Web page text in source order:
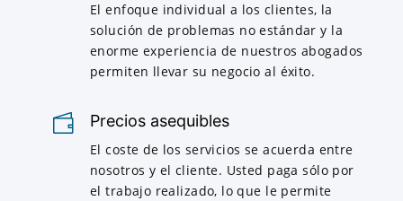
El enfoque individual a los clientes, la
solución de problemas no estándar y la
enorme experiencia de nuestros abogados
permiten llevar su negocio al éxito.
Precios asequibles
El coste de los servicios se acuerda entre
nosotros y el cliente. Usted paga sólo por
el trabajo realizado, lo que le permite